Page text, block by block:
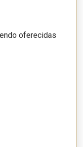
oferecidas